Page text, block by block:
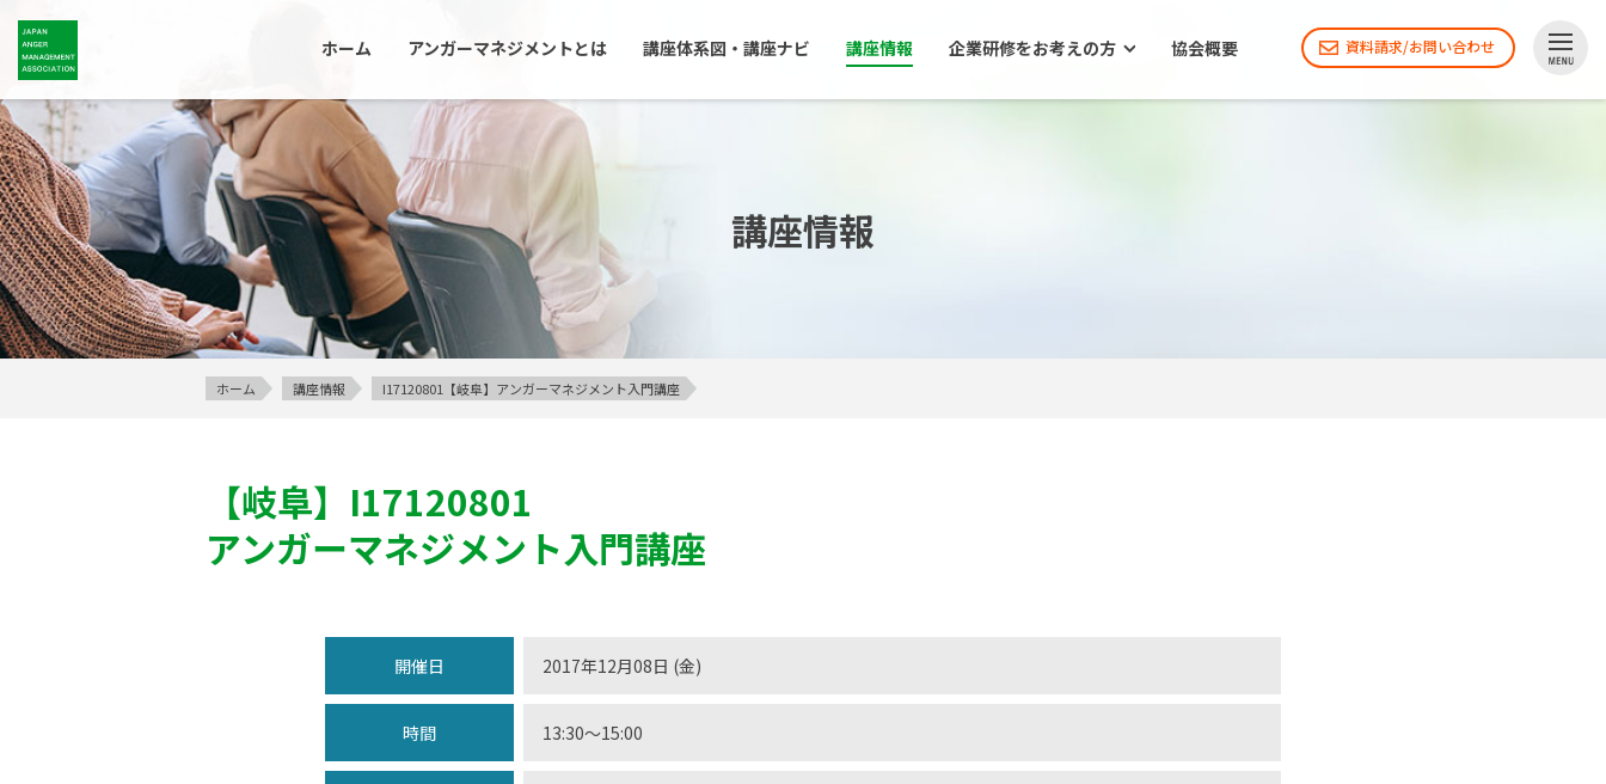
ホーム アンガーマネジメントとは 講座体系図・講座ナビ 講座情報 企業研修をお考えの方 協会概要 資料請求/お問い合わせ
講座情報
ホーム 講座情報 I17120801【岐阜】アンガーマネジメント入門講座
【岐阜】 I17120801
アンガーマネジメント入門講座
開催日 2017年12月08日 (金)
時間 13:30〜15:00